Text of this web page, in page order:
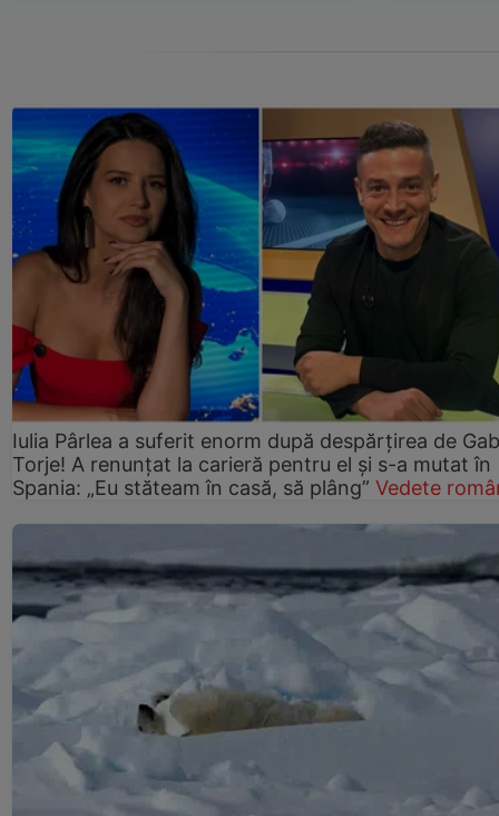
Iulia Pârlea a suferit enorm după despărțirea de
Torje! A renunțat la carieră pentru el și s-a mutat în
Spania: „Eu stăteam în casă, să plâng” Vedete